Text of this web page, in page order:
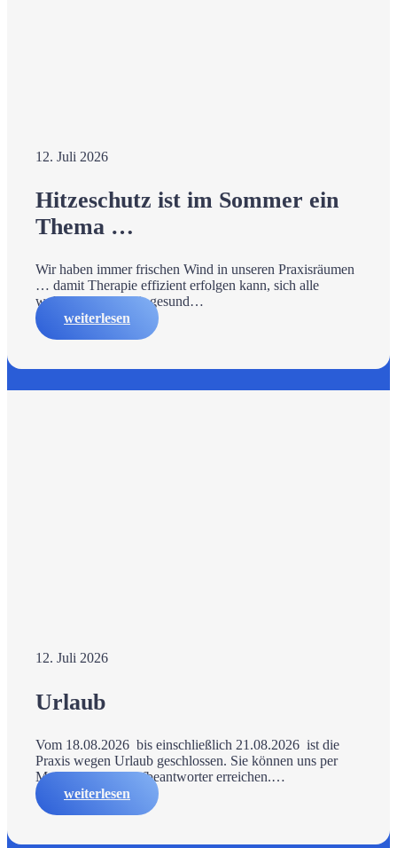
12. Juli 2026
Hitzeschutz ist im Sommer ein
Thema …
Wir haben immer frischen Wind in unseren Praxisräumen
… damit Therapie effizient erfolgen kann, sich alle
wohlfühlen und wir gesund…
weiterlesen
12. Juli 2026
Urlaub
Vom 18.08.2026 bis einschließlich 21.08.2026 ist die
Praxis wegen Urlaub geschlossen. Sie können uns per
Mail oder via Anrufbeantworter erreichen.…
weiterlesen